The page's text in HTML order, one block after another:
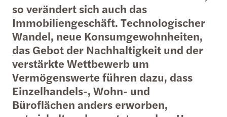
so verändert sich auch das
Immobiliengeschäft. Technologischer
Wandel, neue Konsumgewohnheiten,
das Gebot der Nachhaltigkeit und der
verstärkte Wettbewerb um
Vermögenswerte führen dazu, dass
Einzelhandels-, Wohn- und
Büroflächen anders erworben,